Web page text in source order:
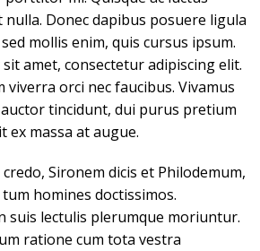
Donec dapibus posuere ligula
mollis enim, quis cursus ipsum.
amet, consectetur adipiscing elit.
viverra orci nec faucibus. Vivamus
tincidunt, dui purus pretium
ex massa at augue.
Sironem dicis et Philodemum,
homines doctissimos.
suis lectulis plerumque moriuntur.
ratione cum tota vestra